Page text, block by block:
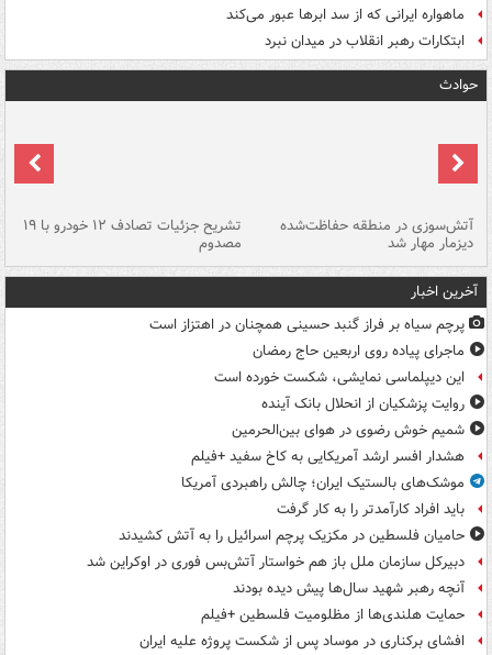
ماهواره ایرانی که از سد ابرها عبور می‌کند
ابتکارات رهبر انقلاب در میدان نبرد
حوادث
آتش‌سوزی در منطقه حفاظت‌شده
دیزمار مهار شد
تشریح جزئیات تصادف ۱۲ خودرو با ۱۹
مصدوم
آخرین اخبار
پرچم سیاه بر فراز گنبد حسینی همچنان در اهتزاز است
ماجرای پیاده روی اربعین حاج رمضان
این دیپلماسی نمایشی، شکست خورده است
روایت پزشکیان از انحلال بانک آینده
شمیم خوش رضوی در هوای بین‌الحرمین
هشدار افسر ارشد آمریکایی به کاخ سفید +فیلم
موشک‌های بالستیک ایران؛ چالش راهبردی آمریکا
باید افراد کارآمدتر را به کار گرفت
حامیان فلسطین در مکزیک پرچم اسرائیل را به آتش کشیدند
دبیرکل سازمان ملل باز هم خواستار آتش‌بس فوری در اوکراین شد
آنچه رهبر شهید سال‌ها پیش دیده بودند
حمایت هلندی‌ها از مظلومیت فلسطین +فیلم
افشای برکناری در موساد پس از شکست پروژه علیه ایران